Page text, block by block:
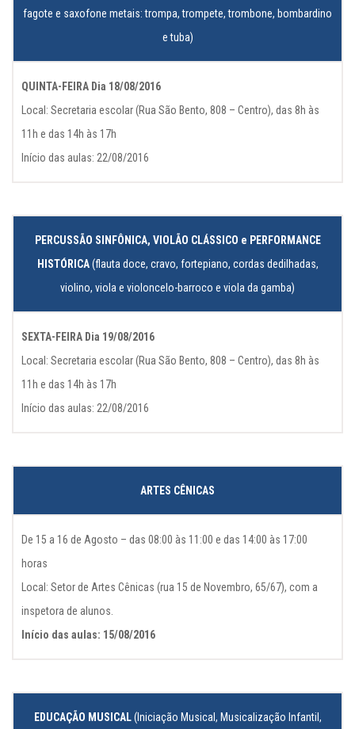
fagote e saxofone metais: trompa, trompete, trombone, bombardino
e tuba)
QUINTA-FEIRA Dia 18/08/2016
Local: Secretaria escolar (Rua São Bento, 808 – Centro), das 8h às
11h e das 14h às 17h
Início das aulas: 22/08/2016
PERCUSSÃO SINFÔNICA, VIOLÃO CLÁSSICO e PERFORMANCE
HISTÓRICA (flauta doce, cravo, fortepiano, cordas dedilhadas,
violino, viola e violoncelo-barroco e viola da gamba)
SEXTA-FEIRA Dia 19/08/2016
Local: Secretaria escolar (Rua São Bento, 808 – Centro), das 8h às
11h e das 14h às 17h
Início das aulas: 22/08/2016
ARTES CÊNICAS
De 15 a 16 de Agosto – das 08:00 às 11:00 e das 14:00 às 17:00
horas
Local: Setor de Artes Cênicas (rua 15 de Novembro, 65/67), com a
inspetora de alunos.
Início das aulas: 15/08/2016
EDUCAÇÃO MUSICAL(Iniciação Musical, Musicalização Infantil,